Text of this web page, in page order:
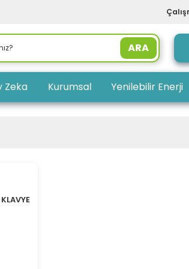
ARA
Zeka Kurumsal Yenilebilir Enerji